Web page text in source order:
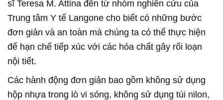
sĩ Teresa M. Attina đến từ nhóm nghiên cứu của
Trung tâm Y tế Langone cho biết có những bước
đơn giản và an toàn mà chúng ta có thể thực hiện
để hạn chế tiếp xúc với các hóa chất gây rối loạn
nội tiết.
Các hành động đơn giản bao gồm không sử dụng
hộp nhựa trong lò vi sóng, không sử dụng túi nilon,